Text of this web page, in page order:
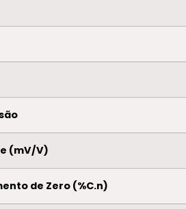
(mV/V)
de Zero (%C.n)